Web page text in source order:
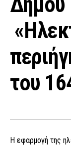
του
Η εφαρμογή της